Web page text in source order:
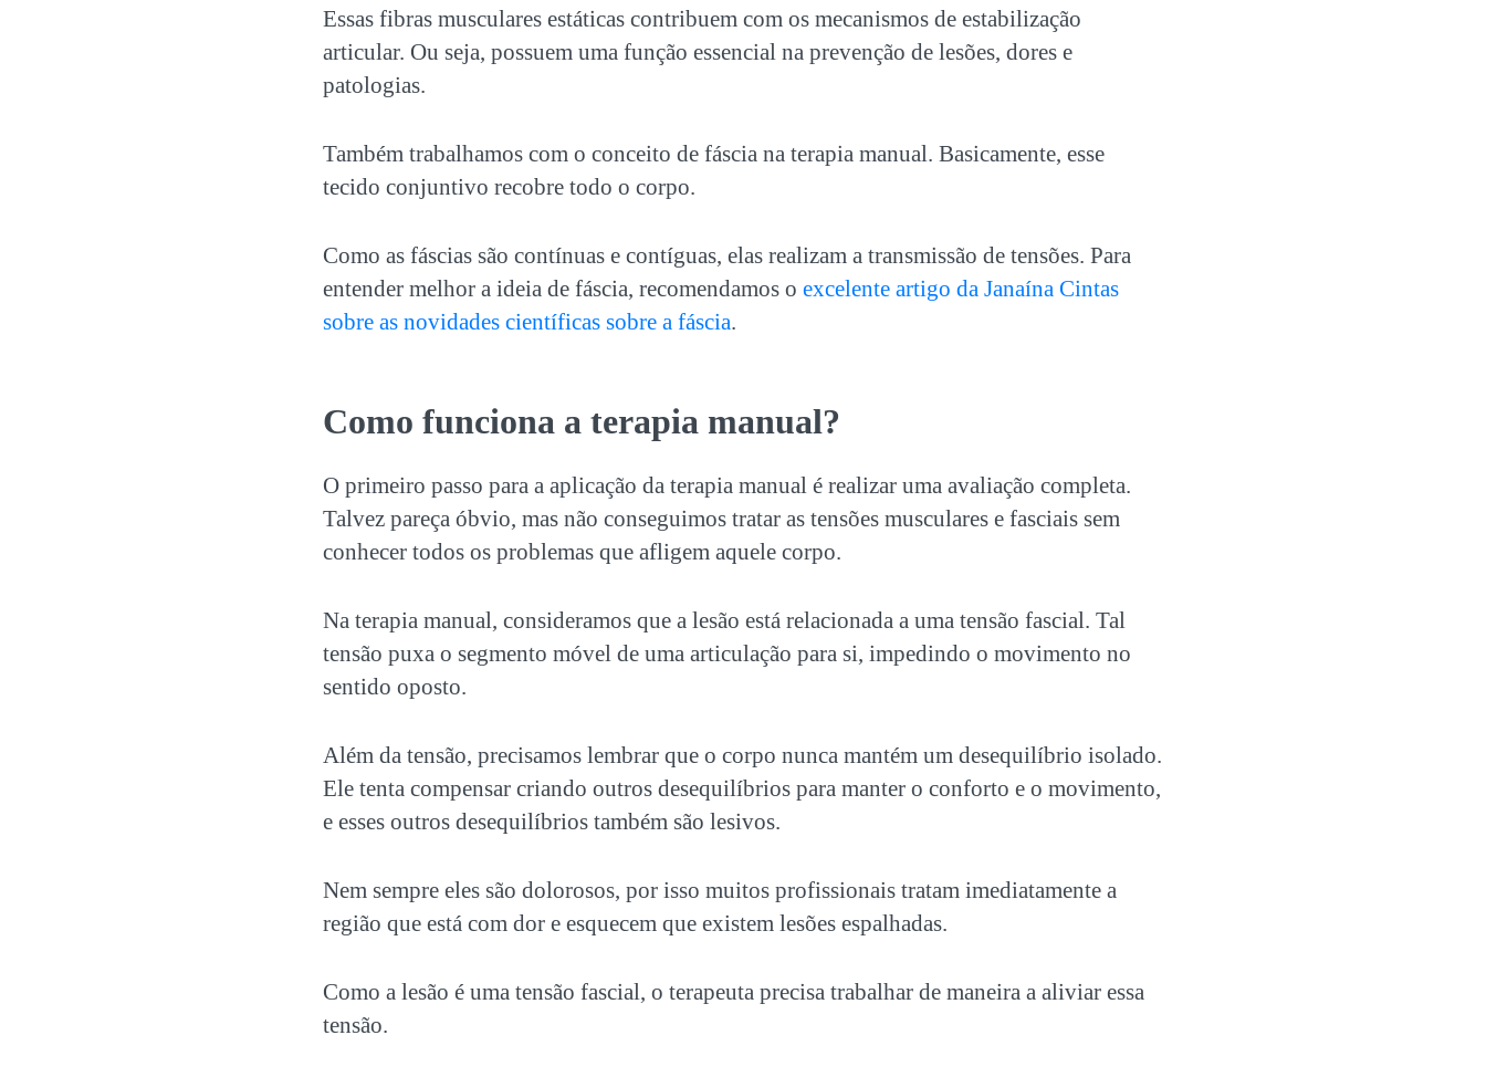
Essas fibras musculares estáticas contribuem com os mecanismos de estabilização
articular. Ou seja, possuem uma função essencial na prevenção de lesões, dores e
patologias.
Também trabalhamos com o conceito de fáscia na terapia manual. Basicamente, esse
tecido conjuntivo recobre todo o corpo.
Como as fáscias são contínuas e contíguas, elas realizam a transmissão de tensões. Para
entender melhor a ideia de fáscia, recomendamos o excelente artigo da Janaína Cintas
sobre as novidades científicas sobre a fáscia.
Como funciona a terapia manual?
O primeiro passo para a aplicação da terapia manual é realizar uma avaliação completa.
Talvez pareça óbvio, mas não conseguimos tratar as tensões musculares e fasciais sem
conhecer todos os problemas que afligem aquele corpo.
Na terapia manual, consideramos que a lesão está relacionada a uma tensão fascial. Tal
tensão puxa o segmento móvel de uma articulação para si, impedindo o movimento no
sentido oposto.
Além da tensão, precisamos lembrar que o corpo nunca mantém um desequilíbrio isolado.
Ele tenta compensar criando outros desequilíbrios para manter o conforto e o movimento,
e esses outros desequilíbrios também são lesivos.
Nem sempre eles são dolorosos, por isso muitos profissionais tratam imediatamente a
região que está com dor e esquecem que existem lesões espalhadas.
Como a lesão é uma tensão fascial, o terapeuta precisa trabalhar de maneira a aliviar essa
tensão.